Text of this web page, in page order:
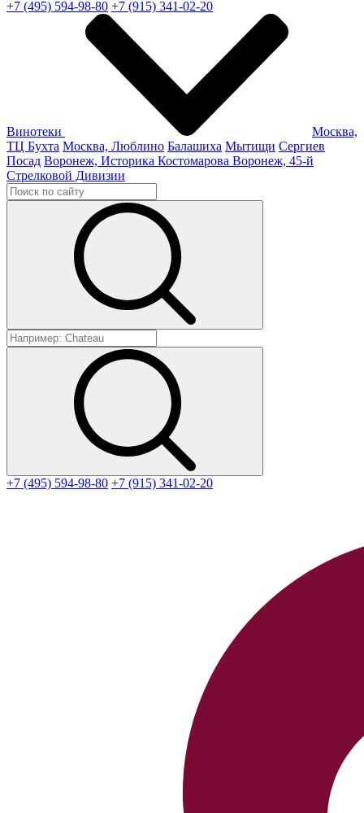
+7 (495) 594-98-80 +7 (915) 341-02-20
Винотеки
Москва,
ТЦ Бухта Москва, Люблино Балашиха Мытищи Сергиев
Посад Воронеж, Историка Костомарова Воронеж, 45-й
Стрелковой Дивизии
+7 (495) 594-98-80 +7 (915) 341-02-20